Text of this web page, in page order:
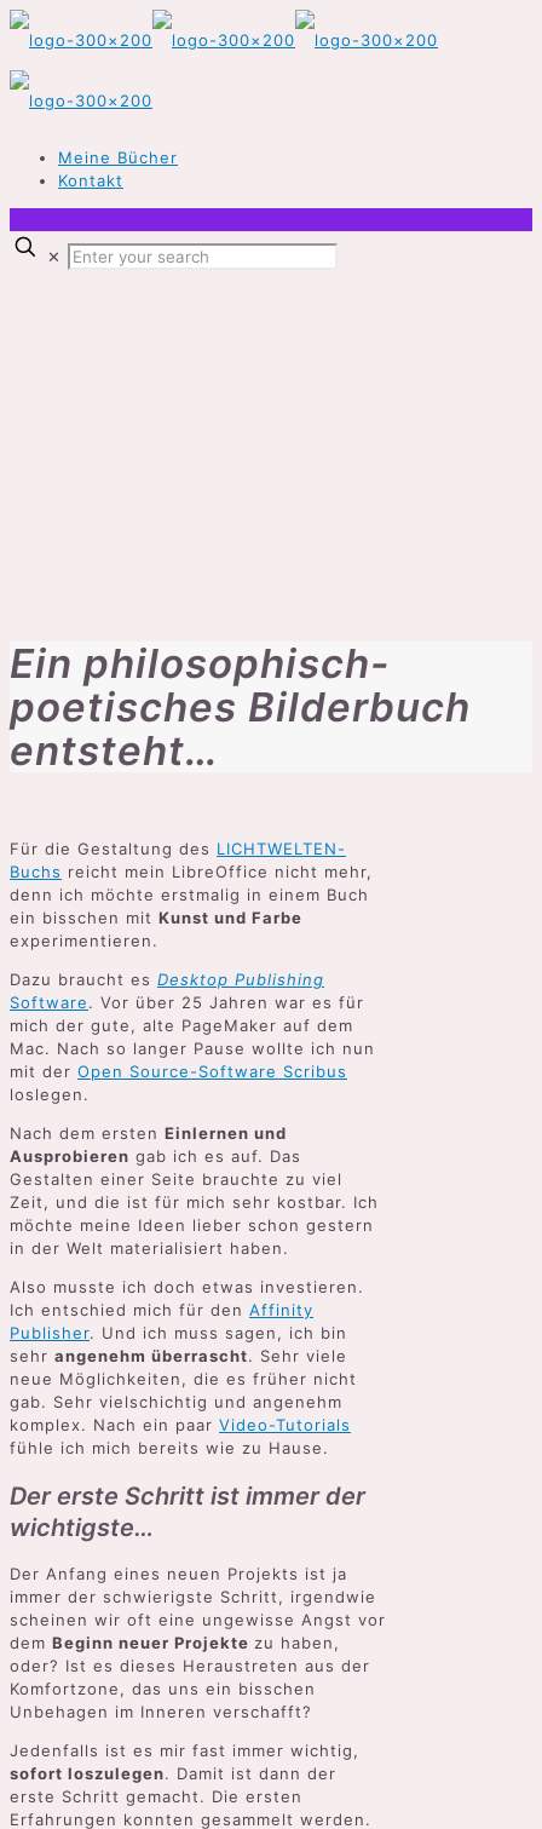
Meine Bücher
Kontakt
✕
Ein philosophisch-
poetisches Bilderbuch
entsteht…
Für die Gestaltung des LICHTWELTEN-
Buchs reicht mein LibreOffice nicht mehr,
denn ich möchte erstmalig in einem Buch
ein bisschen mit Kunst und Farbe
experimentieren.
Dazu braucht es Desktop Publishing
Software. Vor über 25 Jahren war es für
mich der gute, alte PageMaker auf dem
Mac. Nach so langer Pause wollte ich nun
mit der Open Source-Software Scribus
loslegen.
Nach dem ersten Einlernen und
Ausprobieren gab ich es auf. Das
Gestalten einer Seite brauchte zu viel
Zeit, und die ist für mich sehr kostbar. Ich
möchte meine Ideen lieber schon gestern
in der Welt materialisiert haben.
Also musste ich doch etwas investieren.
Ich entschied mich für den Affinity
Publisher. Und ich muss sagen, ich bin
sehr angenehm überrascht. Sehr viele
neue Möglichkeiten, die es früher nicht
gab. Sehr vielschichtig und angenehm
komplex. Nach ein paar Video-Tutorials
fühle ich mich bereits wie zu Hause.
Der erste Schritt ist immer der
wichtigste…
Der Anfang eines neuen Projekts ist ja
immer der schwierigste Schritt, irgendwie
scheinen wir oft eine ungewisse Angst vor
dem Beginn neuer Projekte zu haben,
oder? Ist es dieses Heraustreten aus der
Komfortzone, das uns ein bisschen
Unbehagen im Inneren verschafft?
Jedenfalls ist es mir fast immer wichtig,
sofort loszulegen. Damit ist dann der
erste Schritt gemacht. Die ersten
Erfahrungen konnten gesammelt werden.